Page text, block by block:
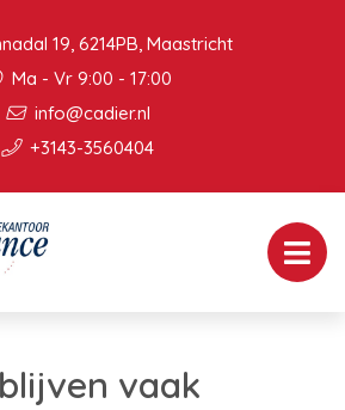
19, 6214PB, Maastricht
Ma - Vr 9:00 - 17:00
info@cadier.nl
+3143-3560404
vaak